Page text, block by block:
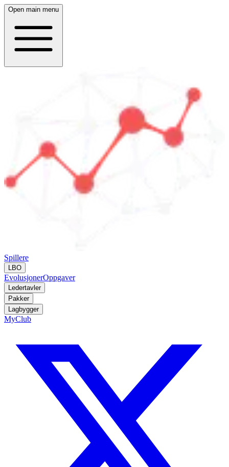
Open main menu
Spillere
LBO
EvolusjonerOppgaver
Ledertavler
Pakker
Lagbygger
MyClub